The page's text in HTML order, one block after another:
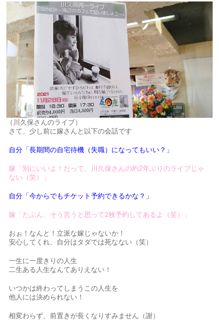
（川久保さんのライブ）
さて、少し前に嫁さんと以下の会話です
自分「長期間の自宅待機（失職）になってもいい？」
嫁「別にいいよ！だって、川久保さんの約2年ぶりのライブじゃ
ない（笑）」
自分「今からでもチケット予約できるかな？」
嫁「たぶん、そう言うと思って2枚予約してあるよ（笑）」
おぉ！なんと！立派な嫁じゃないか！
安心してくれ、自分はタダでは死なない（笑）
一生に一度きりの人生
二生ある人生なんてありえない！
いつかは終わってしまうこの人生を
他人には決められない！
相変わらず、前置きが長くなりすみません（謝）